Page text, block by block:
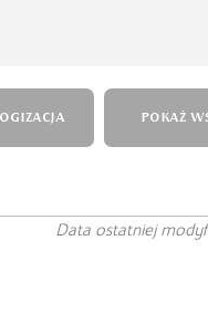
POKAŻ
Data ostatniej